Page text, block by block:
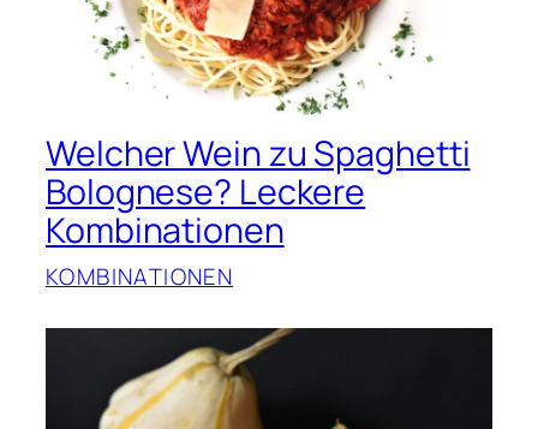
Welcher Wein zu Spaghetti
Bolognese? Leckere
Kombinationen
KOMBINATIONEN